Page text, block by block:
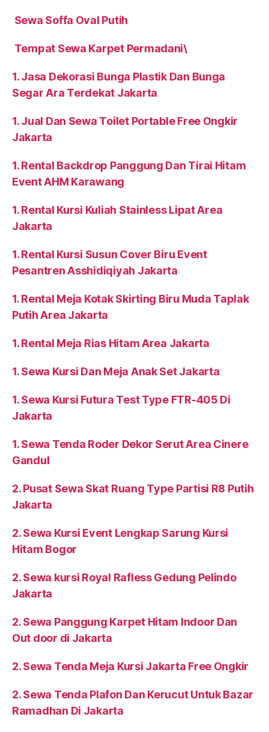
Sewa Soffa Oval Putih
Tempat Sewa Karpet Permadani\
1. Jasa Dekorasi Bunga Plastik Dan Bunga
Segar Ara Terdekat Jakarta
1. Jual Dan Sewa Toilet Portable Free Ongkir
Jakarta
1. Rental Backdrop Panggung Dan Tirai Hitam
Event AHM Karawang
1. Rental Kursi Kuliah Stainless Lipat Area
Jakarta
1. Rental Kursi Susun Cover Biru Event
Pesantren Asshidiqiyah Jakarta
1. Rental Meja Kotak Skirting Biru Muda Taplak
Putih Area Jakarta
1. Rental Meja Rias Hitam Area Jakarta
1. Sewa Kursi Dan Meja Anak Set Jakarta
1. Sewa Kursi Futura Test Type FTR-405 Di
Jakarta
1. Sewa Tenda Roder Dekor Serut Area Cinere
Gandul
2. Pusat Sewa Skat Ruang Type Partisi R8 Putih
Jakarta
2. Sewa Kursi Event Lengkap Sarung Kursi
Hitam Bogor
2. Sewa kursi Royal Rafless Gedung Pelindo
Jakarta
2. Sewa Panggung Karpet Hitam Indoor Dan
Out door di Jakarta
2. Sewa Tenda Meja Kursi Jakarta Free Ongkir
2. Sewa Tenda Plafon Dan Kerucut Untuk Bazar
Ramadhan Di Jakarta